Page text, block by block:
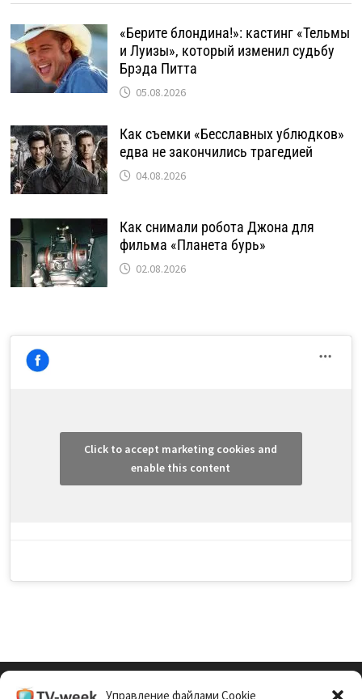
Управление файлами Cookie
«Берите блондина!»: кастинг «Тельмы
и Луизы», который изменил судьбу
Брэда Питта
05.08.2026
Как съемки «Бесславных ублюдков»
едва не закончились трагедией
04.08.2026
Как снимали робота Джона для
фильма «Планета бурь»
02.08.2026
Click to accept marketing cookies and
enable this content